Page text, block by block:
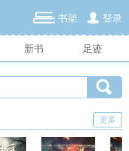
书架 登录
新书 足迹
更多